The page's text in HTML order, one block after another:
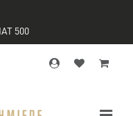
500